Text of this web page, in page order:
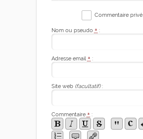
Commentaire privé
Nom ou pseudo * :
Adresse email * :
Site web (facultatif):
Commentaire * :